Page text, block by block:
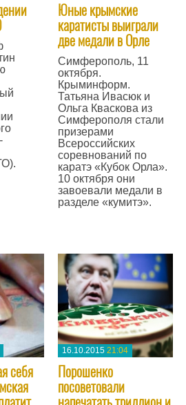
Юные крымские
каратисты выиграли
две медали в Орле
Симферополь, 11
октября.
Крыминформ.
Татьяна Ивасюк и
Ольга Кваскова из
Симферополя стали
призерами
Всероссийских
соревнований по
каратэ «Кубок Орла».
10 октября они
завоевали медали в
разделе «кумитэ».
себя
16.10.2015 21:04
Порошенко
посоветовали